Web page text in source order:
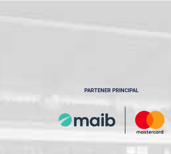
PARTENER PRINCIPAL